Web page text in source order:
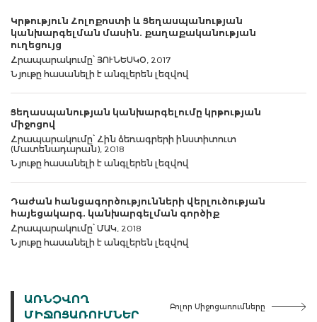
Կրթություն Հոլոքոստի և Ցեղասպանության
կանխարգելման մասին. քաղաքականության
ուղեցույց
Հրապարակումը՝ ՅՈՒՆԵՍԿՕ, 2017
Նյութը հասանելի է անգլերեն լեզվով
Ցեղասպանության կանխարգելումը կրթության
միջոցով
Հրապարակումը՝ Հին ձեռագրերի ինստիտուտ
(Մատենադարան), 2018
Նյութը հասանելի է անգլերեն լեզվով
Դաժան հանցագործությունների վերլուծության
հայեցակարգ. կանխարգելման գործիք
Հրապարակումը՝ ՄԱԿ, 2018
Նյութը հասանելի է անգլերեն լեզվով
ԱՌՆՉՎՈՂ
ՄԻՋՈՑԱՌՈՒՄՆԵՐ
Բոլոր Միջոցառումները